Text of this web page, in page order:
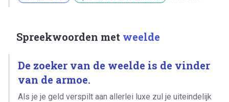
Spreekwoorden met weelde
De zoeker van de weelde is de vinder
van de armoe.
Als je je geld verspilt aan allerlei luxe zul je uiteindelijk